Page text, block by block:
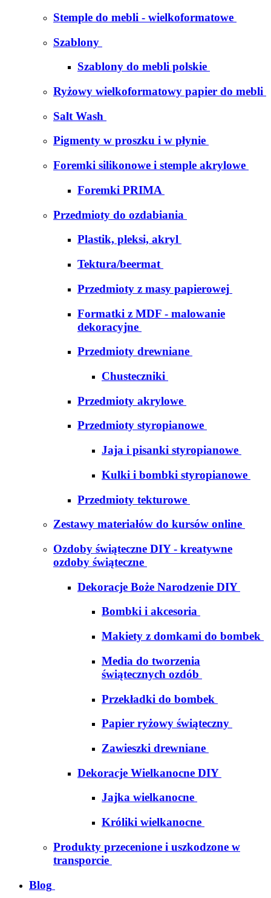
Stemple do mebli - wielkoformatowe
Szablony
Szablony do mebli polskie
Ryżowy wielkoformatowy papier do mebli
Salt Wash
Pigmenty w proszku i w płynie
Foremki silikonowe i stemple akrylowe
Foremki PRIMA
Przedmioty do ozdabiania
Plastik, pleksi, akryl
Tektura/beermat
Przedmioty z masy papierowej
Formatki z MDF - malowanie
dekoracyjne
Przedmioty drewniane
Chusteczniki
Przedmioty akrylowe
Przedmioty styropianowe
Jaja i pisanki styropianowe
Kulki i bombki styropianowe
Przedmioty tekturowe
Zestawy materiałów do kursów online
Ozdoby świąteczne DIY - kreatywne
ozdoby świąteczne
Dekoracje Boże Narodzenie DIY
Bombki i akcesoria
Makiety z domkami do bombek
Media do tworzenia
świątecznych ozdób
Przekładki do bombek
Papier ryżowy świąteczny
Zawieszki drewniane
Dekoracje Wielkanocne DIY
Jajka wielkanocne
Króliki wielkanocne
Produkty przecenione i uszkodzone w
transporcie
Blog